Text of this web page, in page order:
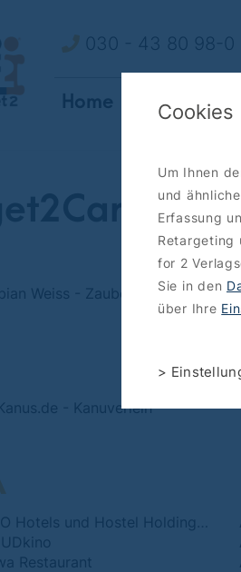
030 - 43 80 98-0
Home How it works
get2Card/
Weiss - Zauberkunst
- Kanuverleih
Restaurant
Cookies
Um Ihnen
und
Erfassung
Retargeting
for 2
Sie in den
über Ihre
>